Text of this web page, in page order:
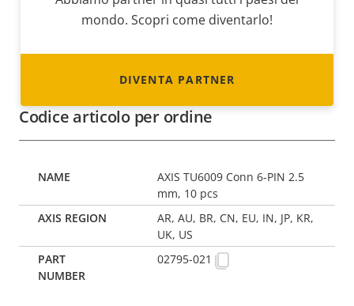
mondo. Scopri come diventarlo!
DIVENTA PARTNER
Codice articolo per ordine
AXIS TU6009 Conn 6-PIN 2.5
mm, 10 pcs
AR, AU, BR, CN, EU, IN, JP, KR,
UK, US
02795-021